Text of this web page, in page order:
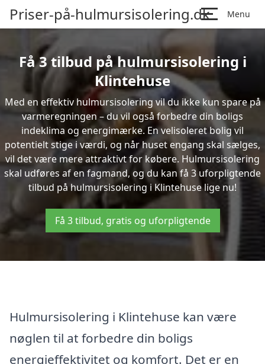
Priser-på-hulmursisolering.dk Menu
Få 3 tilbud på hulmursisolering i
Klintehuse
Med en effektiv hulmursisolering vil du ikke kun spare på
varmeregningen – du vil også forbedre din boligs
indeklima og energimærke. En velisoleret bolig vil
potentielt stige i værdi, og når huset engang skal sælges,
vil det være mere attraktivt for købere. Hulmursisolering
skal udføres af en fagmand, og du kan få 3 uforpligtende
tilbud på hulmursisolering i Klintehuse lige nu!
Få 3 tilbud, gratis og uforpligtende
Hulmursisolering i Klintehuse kan være
nøglen til at forbedre din boligs
energieffektivitet og komfort. Det er en